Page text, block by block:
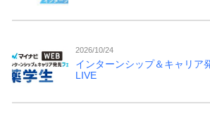
2026/10/24
インターンシップ＆キャリア
LIVE